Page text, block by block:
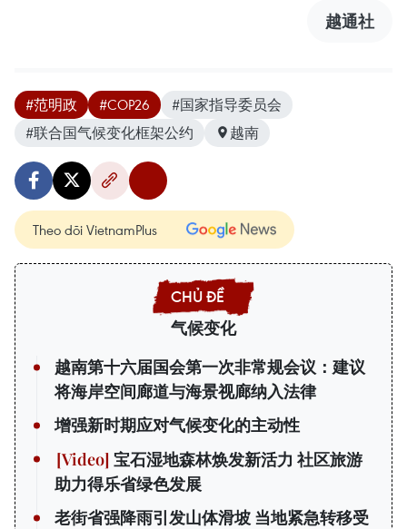
越通社
#范明政 #COP26
#国家指导委员会
#联合国气候变化框架公约
越南
Theo dõi VietnamPlus
气候变化
越南第十六届国会第一次非常规会议：建议
将海岸空间廊道与海景视廊纳入法律
增强新时期应对气候变化的主动性
宝石湿地森林焕发新活力 社区旅游
助力得乐省绿色发展
老街省强降雨引发山体滑坡 当地紧急转移受